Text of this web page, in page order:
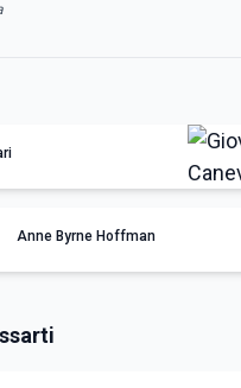
Anne Byrne Hoffman